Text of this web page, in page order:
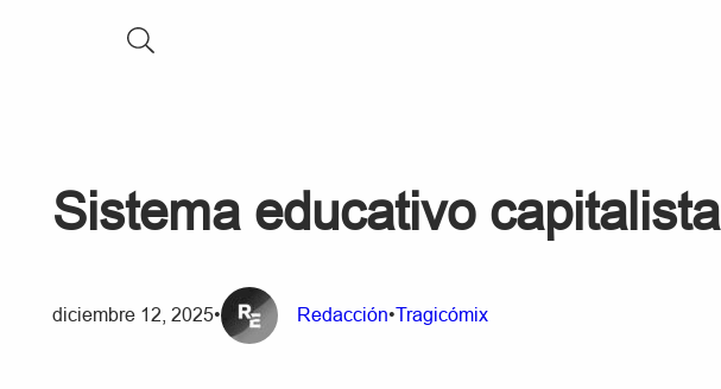
Sistema educativo capitalista
diciembre 12, 2025• Redacción•Tragicómix